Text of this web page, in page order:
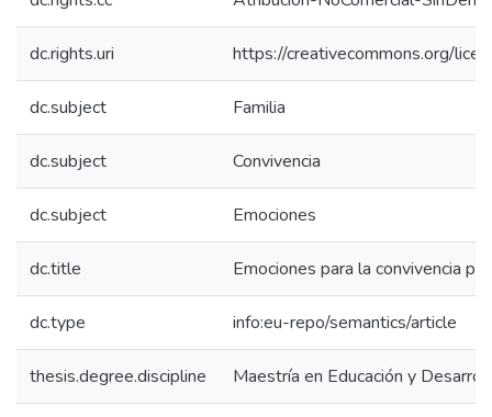
dc.rights.uri https://creativecommons.org/
dc.subject Familia
dc.subject Convivencia
dc.subject Emociones
dc.title Emociones para la convivencia
dc.type info:eu-repo/semantics/article
thesis.degree.discipline Maestría en Educación y